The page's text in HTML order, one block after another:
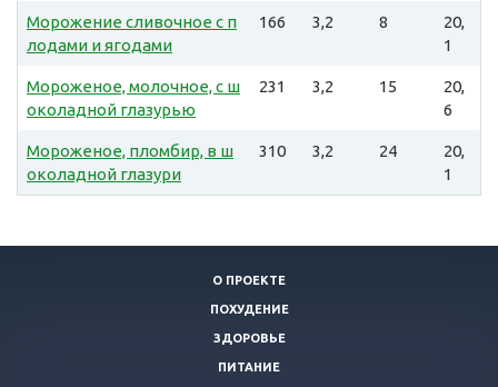
Морожение сливочное с п
лодами и ягодами
166 3,2 8
20,
1
Мороженое, молочное, с ш
околадной глазурью
231 3,2 15
20,
6
Мороженое, пломбир, в ш
околадной глазури
310 3,2 24
20,
1
О ПРОЕКТЕ
ПОХУДЕНИЕ
ЗДОРОВЬЕ
ПИТАНИЕ